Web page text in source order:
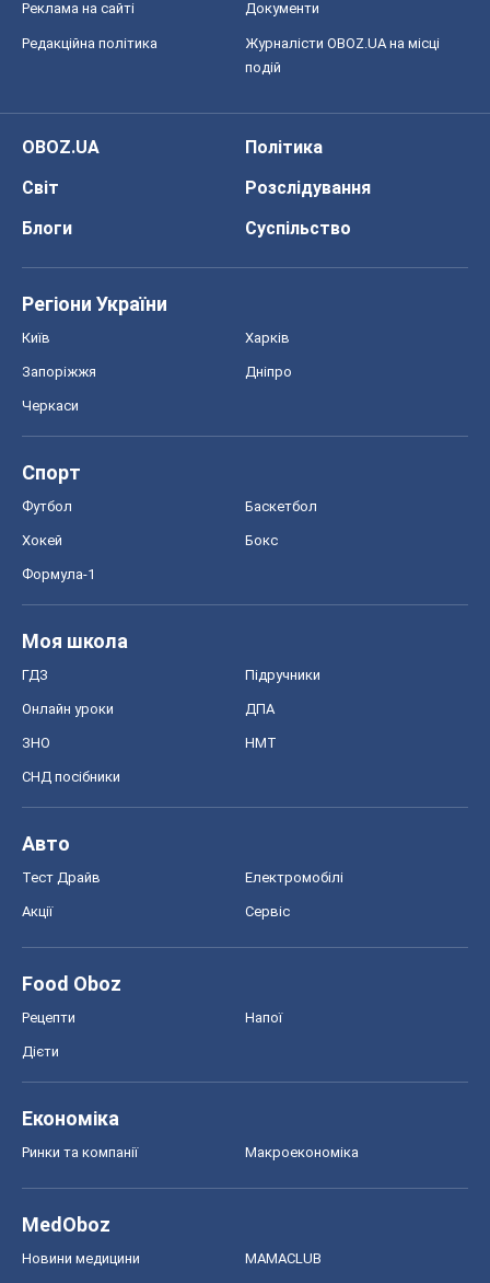
Реклама на сайті Документи
Редакційна політика
Журналісти OBOZ.UA на місці
подій
OBOZ.UA
Політика
Світ
Розслідування
Блоги
Суспільство
Регіони України
Київ Харків
Запоріжжя Дніпро
Черкаси
Спорт
Футбол Баскетбол
Хокей Бокс
Формула-1
Моя школа
ГДЗ Підручники
Онлайн уроки ДПА
ЗНО НМТ
СНД посібники
Авто
Тест Драйв Електромобілі
Акції Сервіс
Food Oboz
Рецепти Напої
Дієти
Економіка
Ринки та компанії Макроекономіка
MedOboz
Новини медицини MAMACLUB